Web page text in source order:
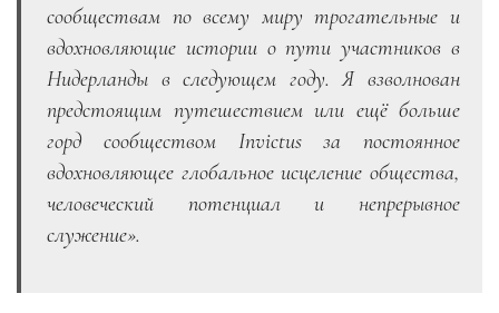
сообществам по всему миру трогательные и
вдохновляющие истории о пути участников в
Нидерланды в следующем году. Я взволнован
предстоящим путешествием или ещё больше
горд сообществом Invictus за постоянное
вдохновляющее глобальное исцеление общества,
человеческий потенциал и непрерывное
служение».